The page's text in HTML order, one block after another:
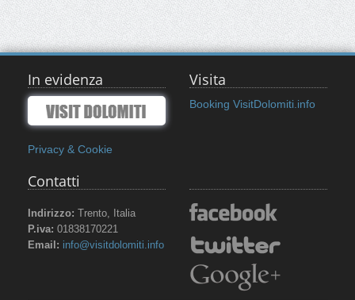
In evidenza
Privacy & Cookie
Visita
Booking VisitDolomiti.info
Contatti
Indirizzo: Trento, Italia
P.iva: 01838170221
Email: info@visitdolomiti.info